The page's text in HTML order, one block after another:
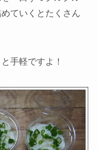
ていくとたくさん
手軽ですよ！